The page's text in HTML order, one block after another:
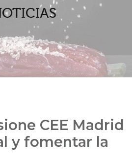
CEE Madrid
y fomentar la